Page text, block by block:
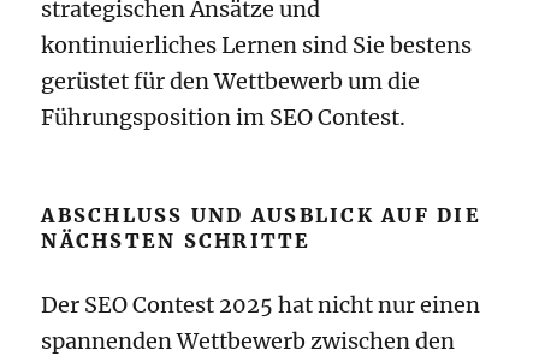
strategischen Ansätze und
kontinuierliches Lernen sind Sie bestens
gerüstet für den Wettbewerb um die
Führungsposition im SEO Contest.
ABSCHLUSS UND AUSBLICK AUF DIE
NÄCHSTEN SCHRITTE
Der SEO Contest 2025 hat nicht nur einen
spannenden Wettbewerb zwischen den